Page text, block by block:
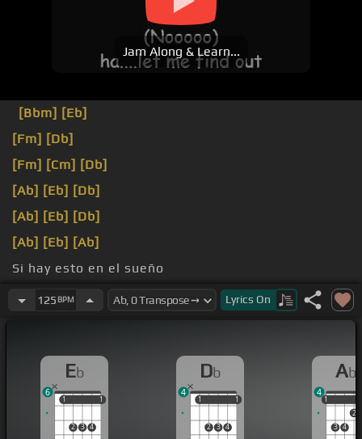
Jam Along & Learn...
[Bbm] [Eb]
[Fm] [Db]
[Fm] [Cm] [Db]
[Ab] [Eb] [Db]
[Ab] [Eb] [Db]
[Ab] [Eb] [Ab]
Si hay esto en el sueño
Que perdí que en verdad ya no
[Eb]te tengo
125 BPM Lyrics On
Eb
1
2 3 4
1
1 1
6
Db
1
2 3 4
1
1 1
4
Ab
1
3 4
2
1
4